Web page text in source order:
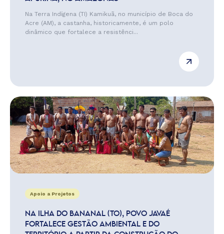
Na Terra Indígena (TI) Kamikuã, no município de Boca do
Acre (AM), a castanha, historicamente, é um polo
dinâmico que fortalece a resistênci...
Apoio a Projetos
NA ILHA DO BANANAL (TO), POVO JAVAÉ
FORTALECE GESTÃO AMBIENTAL E DO